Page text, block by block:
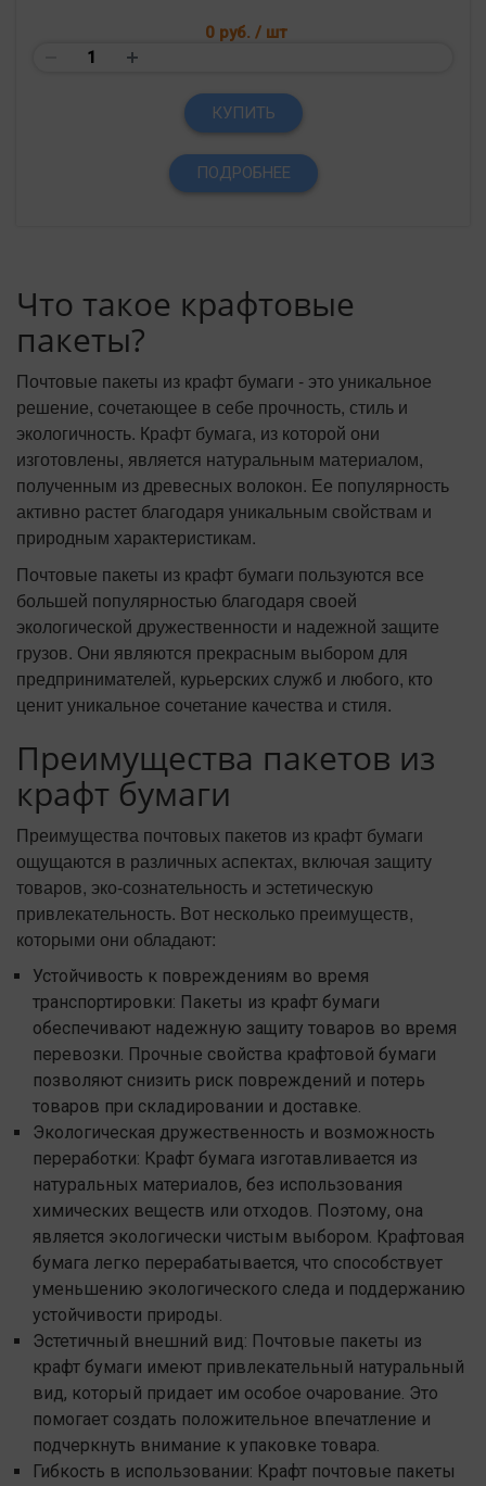
0 руб. / шт
КУПИТЬ
ПОДРОБНЕЕ
Что такое крафтовые
пакеты?
Почтовые пакеты из крафт бумаги - это уникальное
решение, сочетающее в себе прочность, стиль и
экологичность. Крафт бумага, из которой они
изготовлены, является натуральным материалом,
полученным из древесных волокон. Ее популярность
активно растет благодаря уникальным свойствам и
природным характеристикам.
Почтовые пакеты из крафт бумаги пользуются все
большей популярностью благодаря своей
экологической дружественности и надежной защите
грузов. Они являются прекрасным выбором для
предпринимателей, курьерских служб и любого, кто
ценит уникальное сочетание качества и стиля.
Преимущества пакетов из
крафт бумаги
Преимущества почтовых пакетов из крафт бумаги
ощущаются в различных аспектах, включая защиту
товаров, эко-сознательность и эстетическую
привлекательность. Вот несколько преимуществ,
которыми они обладают:
Устойчивость к повреждениям во время
транспортировки: Пакеты из крафт бумаги
обеспечивают надежную защиту товаров во время
перевозки. Прочные свойства крафтовой бумаги
позволяют снизить риск повреждений и потерь
товаров при складировании и доставке.
Экологическая дружественность и возможность
переработки: Крафт бумага изготавливается из
натуральных материалов, без использования
химических веществ или отходов. Поэтому, она
является экологически чистым выбором. Крафтовая
бумага легко перерабатывается, что способствует
уменьшению экологического следа и поддержанию
устойчивости природы.
Эстетичный внешний вид: Почтовые пакеты из
крафт бумаги имеют привлекательный натуральный
вид, который придает им особое очарование. Это
помогает создать положительное впечатление и
подчеркнуть внимание к упаковке товара.
Гибкость в использовании: Крафт почтовые пакеты